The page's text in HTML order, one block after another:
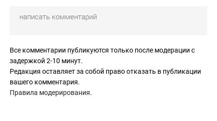
Все комментарии публикуются только после модерации с
задержкой 2-10 минут.
Редакция оставляет за собой право отказать в публикации
вашего комментария.
Правила модерирования.